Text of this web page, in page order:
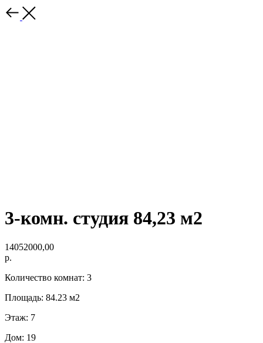
3-комн. студия 84,23 м2
14052000,00
р.
Количество комнат: 3
Площадь: 84.23 м2
Этаж: 7
Дом: 19